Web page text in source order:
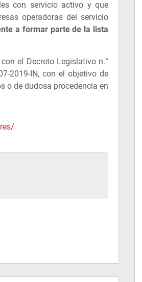
con servicio activo y que
operadoras del servicio
a formar parte de la lista
el Decreto Legislativo n.°
2019-IN, con el objetivo de
o de dudosa procedencia en